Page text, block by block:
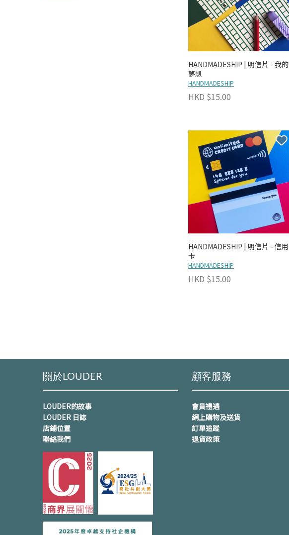
HANDMADESHIP | 明信片 - 我的
夢想
HANDMADESHIP
HKD $15.00
HANDMADESHIP | 明信片 - 信用
卡
HANDMADESHIP
HKD $15.00
關於LOUDER
LOUDER的故事
LOUDER 日誌
店鋪位置
聯絡我們
顧客服務
會員禮遇
網上購物及送貨
訂單追蹤
退貨政策